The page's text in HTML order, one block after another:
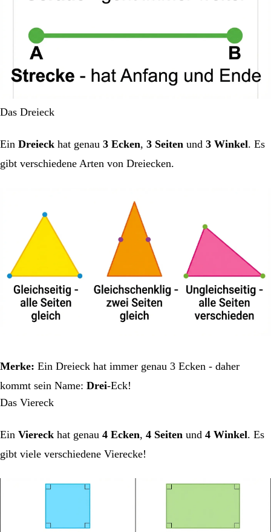
Das Dreieck
Ein Dreieck hat genau 3 Ecken, 3 Seiten und 3 Winkel. Es
gibt verschiedene Arten von Dreiecken.
Merke: Ein Dreieck hat immer genau 3 Ecken - daher
kommt sein Name: Drei-Eck!
Das Viereck
Ein Viereck hat genau 4 Ecken, 4 Seiten und 4 Winkel. Es
gibt viele verschiedene Vierecke!